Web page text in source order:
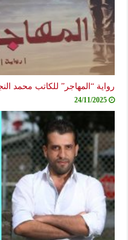
رواية “المهاجر” للكاتب محمد
24/11/2025